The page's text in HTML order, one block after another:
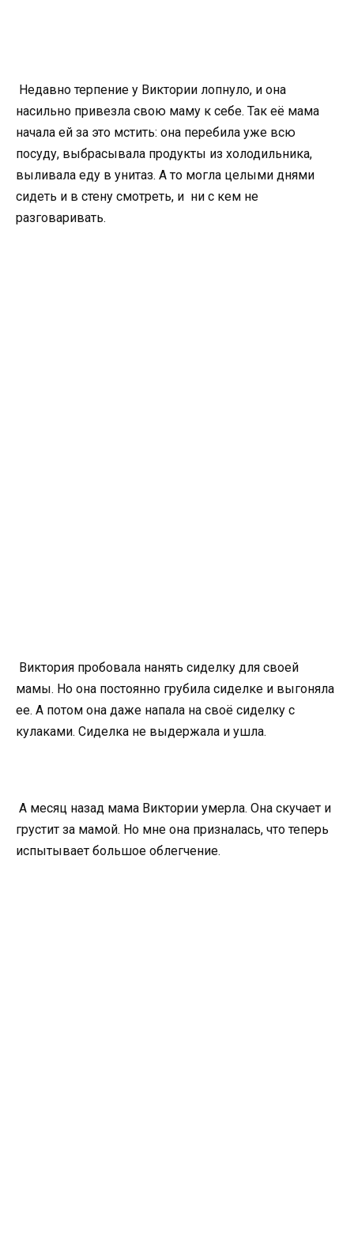
Недавно терпение у Виктории лопнуло, и она
насильно привезла свою маму к себе. Так её мама
начала ей за это мстить: она перебила уже всю
посуду, выбрасывала продукты из холодильника,
выливала еду в унитаз. А то могла целыми днями
сидеть и в стену смотреть, и ни с кем не
разговаривать.
Виктория пробовала нанять сиделку для своей
мамы. Но она постоянно грубила сиделке и выгоняла
ее. А потом она даже напала на своё сиделку с
кулаками. Сиделка не выдержала и ушла.
А месяц назад мама Виктории умерла. Она скучает и
грустит за мамой. Но мне она призналась, что теперь
испытывает большое облегчение.